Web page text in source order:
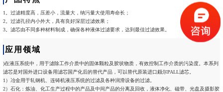
1。过滤精度高，压差小，流量大，纳污量大使用寿命长；
2。过滤孔径内小外大，具有良好深层过滤效果；
3。滤芯由不同多种材料制成，确保各种液体过滤要求，达到最佳过滤效果。
应用领域
)在液压系统中，用于滤除工作介质中的固体颗粒及胶状物质，有效控制工作介质的污染度。本系列
滤芯是对国外进口设备用滤芯国产化后的替代产品，可以替代原装进口颇尔PALL滤芯。
1）冶金用于轧钢机、连铸机液压系统的过滤及各种润滑设备的过滤。
2）石化：炼油、化工生产过程中的产品及中间产品的分离及回收，液体净化、磁带、光盘及摄影胶